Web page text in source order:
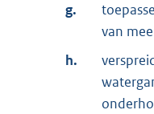
g.
van
h.